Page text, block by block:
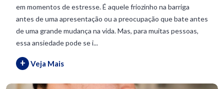
em momentos de estresse. É aquele friozinho na barriga
antes de uma apresentação ou a preocupação que bate antes
de uma grande mudança na vida. Mas, para muitas pessoas,
essa ansiedade pode se i...
+ Veja Mais